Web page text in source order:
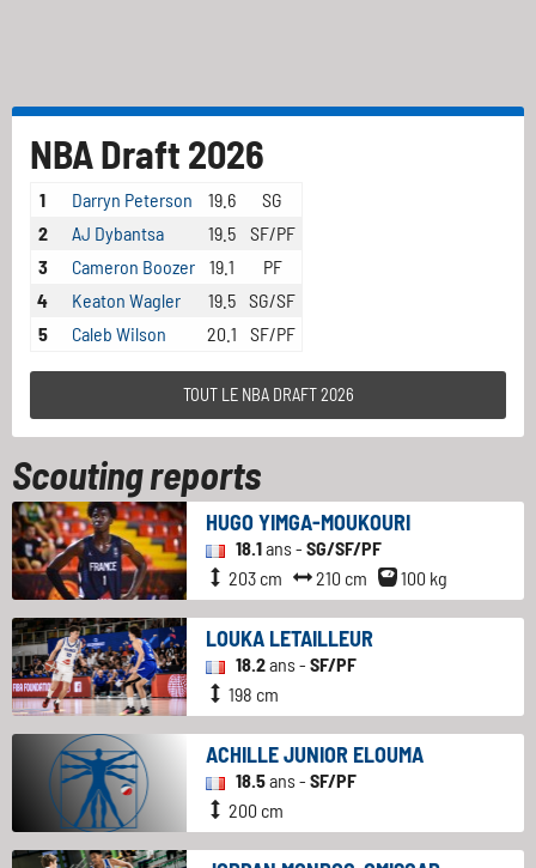
NBA Draft 2026
1 Darryn Peterson 19.6
SG
2
AJ Dybantsa 19.5
SF/PF
3
Cameron Boozer 19.1
PF
4
Keaton Wagler 19.5 SG/SF
5
Caleb Wilson 20.1 SF/PF
TOUT LE NBA DRAFT 2026
Scouting reports
HUGO YIMGA-MOUKOURI
18.1ans - SG/SF/PF
203 cm
210 cm 100 kg
LOUKA LETAILLEUR
18.2ans - SF/PF
198 cm
ACHILLE JUNIOR ELOUMA
18.5ans - SF/PF
200 cm